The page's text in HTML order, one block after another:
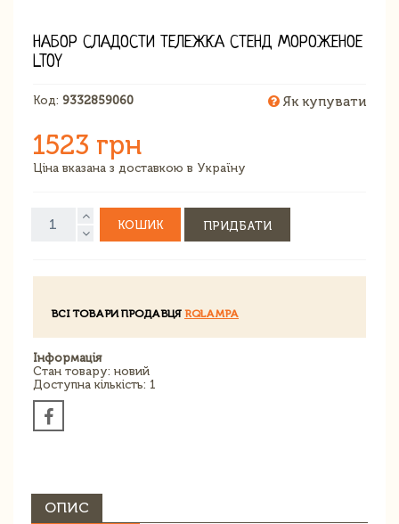
НАБОР СЛАДОСТИ ТЕЛЕЖКА СТЕНД МОРОЖЕНОЕ
LTOY
Код: 9332859060 Як купувати
1523 грн
Ціна вказана з доставкою в Україну
КОШИК ПРИДБАТИ
ВСІ ТОВАРИ ПРОДАВЦЯ RQLAMPA
Інформація
Стан товару: новий
Доступна кількість: 1
ОПИС